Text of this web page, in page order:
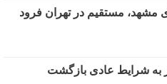
مشهد، مستقیم در تهران فرود
به شرایط عادی بازگشت